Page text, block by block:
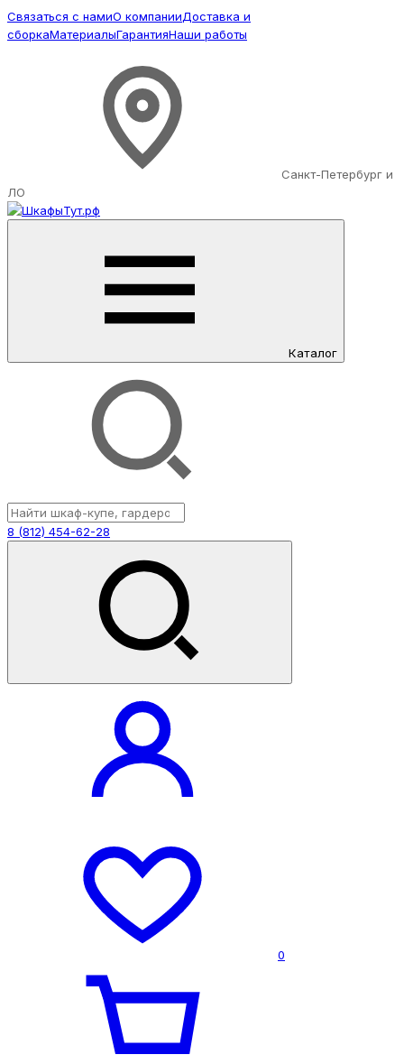
Связаться с намиО компанииДоставка и
сборкаМатериалыГарантияНаши работы
Санкт-Петербург и
ЛО
Каталог
8 (812) 454-62-28
0